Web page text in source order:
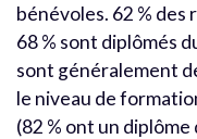
bénévoles. 62 %
68 % sont diplômés
sont généralement
le niveau de
(82 % ont un